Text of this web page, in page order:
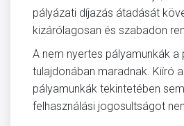
pályázati díjazás átadását
kizárólagosan és szabadon
A nem nyertes pályamunkák a
tulajdonában maradnak. Kiíró
pályamunkák tekintetében
felhasználási jogosultságot